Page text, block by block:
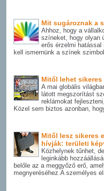
Mit sugároznak a
Ahhoz, hogy a
színeket, hogy olyan
erős érzelmi
kell ismernünk a színek
Mitől lehet sikeres
A mai globális
látott megszorítást
reklámokat
Közel sem biztos azonban,
Mitől lesz sikeres
hívják: területi
Közhelynek tűnhet,
leginkább
belőle az a meggyőző erő,
megnyeréséhez.A személyes